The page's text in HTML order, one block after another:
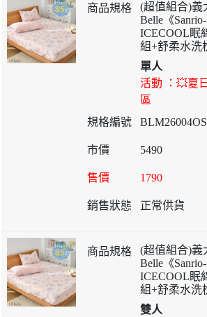
(超值組合)義
Belle《
ICECOOL眠
組+舒柔水洗
單人
活動 ：💥夏
區
5490
1790
正常供貨
(超值組合)義
Belle《
ICECOOL眠
組+舒柔水洗
雙人